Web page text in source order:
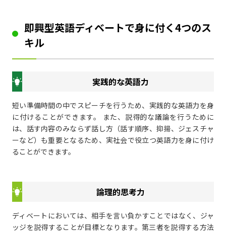
即興型英語ディベートで身に付く4つのス
キル
実践的な英語力
短い準備時間の中でスピーチを行うため、実践的な英語力を身
に付けることができます。 また、説得的な議論を行うために
は、話す内容のみならず話し方（話す順序、抑揚、ジェスチャ
ーなど）も重要となるため、実社会で役立つ英語力を身に付け
ることができます。
論理的思考力
ディベートにおいては、相手を言い負かすことではなく、ジャ
ッジを説得することが目標となります。第三者を説得する方法